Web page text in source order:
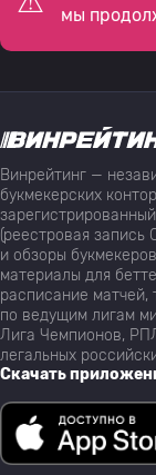
мы
Винрейтинг —
букмекерских
(реестровая
и обзоры
материалы для
расписание матчей,
по ведущим лигам
Лига Чемпионов,
легальных
Скачать